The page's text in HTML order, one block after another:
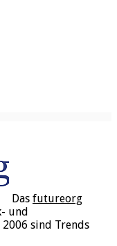
Das futureorg
und
sind Trends